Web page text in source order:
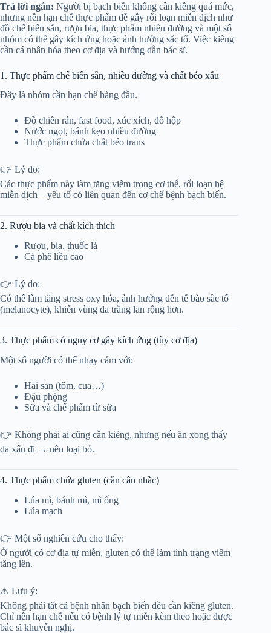
Trả lời ngắn: Người bị bạch biến không cần kiêng quá mức,
nhưng nên hạn chế thực phẩm dễ gây rối loạn miễn dịch như
đồ chế biến sẵn, rượu bia, thực phẩm nhiều đường và một số
nhóm có thể gây kích ứng hoặc ảnh hưởng sắc tố. Việc kiêng
cần cá nhân hóa theo cơ địa và hướng dẫn bác sĩ.
1. Thực phẩm chế biến sẵn, nhiều đường và chất béo xấu
Đây là nhóm cần hạn chế hàng đầu.
Đồ chiên rán, fast food, xúc xích, đồ hộp
Nước ngọt, bánh kẹo nhiều đường
Thực phẩm chứa chất béo trans
👉 Lý do:
Các thực phẩm này làm tăng viêm trong cơ thể, rối loạn hệ
miễn dịch – yếu tố có liên quan đến cơ chế bệnh bạch biến.
2. Rượu bia và chất kích thích
Rượu, bia, thuốc lá
Cà phê liều cao
👉 Lý do:
Có thể làm tăng stress oxy hóa, ảnh hưởng đến tế bào sắc tố
(melanocyte), khiến vùng da trắng lan rộng hơn.
3. Thực phẩm có nguy cơ gây kích ứng (tùy cơ địa)
Một số người có thể nhạy cảm với:
Hải sản (tôm, cua…)
Đậu phộng
Sữa và chế phẩm từ sữa
👉 Không phải ai cũng cần kiêng, nhưng nếu ăn xong thấy
da xấu đi → nên loại bỏ.
4. Thực phẩm chứa gluten (cần cân nhắc)
Lúa mì, bánh mì, mì ống
Lúa mạch
👉 Một số nghiên cứu cho thấy:
Ở người có cơ địa tự miễn, gluten có thể làm tình trạng viêm
tăng lên.
⚠️ Lưu ý:
Không phải tất cả bệnh nhân bạch biến đều cần kiêng gluten.
Chỉ nên hạn chế nếu có bệnh lý tự miễn kèm theo hoặc được
bác sĩ khuyến nghị.